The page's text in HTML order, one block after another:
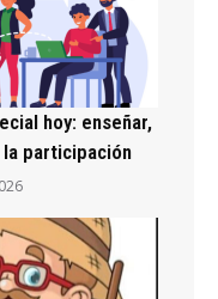
hoy: enseñar,
participación